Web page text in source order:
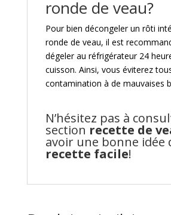
ronde de veau?
Pour bien décongeler un rôti
ronde de veau, il est
dégeler au réfrigérateur 24
cuisson. Ainsi, vous éviterez
contamination à de mauvaises
N’hésitez pas à
section recette de
avoir une bonne idée
recette facile!